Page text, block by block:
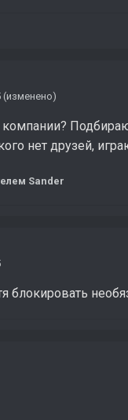
(изменено)
компании?
нет друзей,
Sander
блокировать